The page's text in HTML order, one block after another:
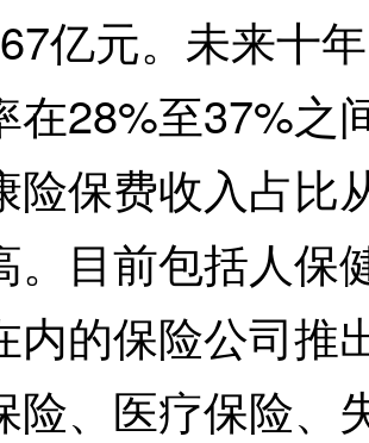
亿元。未来十
在28%至37%之
险保费收入占比
。目前包括人保
内的保险公司推
险、医疗保险、